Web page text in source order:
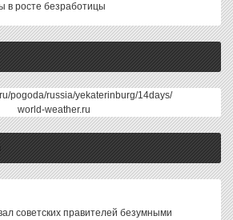
в росте безработицы
pogoda/russia/yekaterinburg/14days/
world-weather.ru
советских правителей безумными